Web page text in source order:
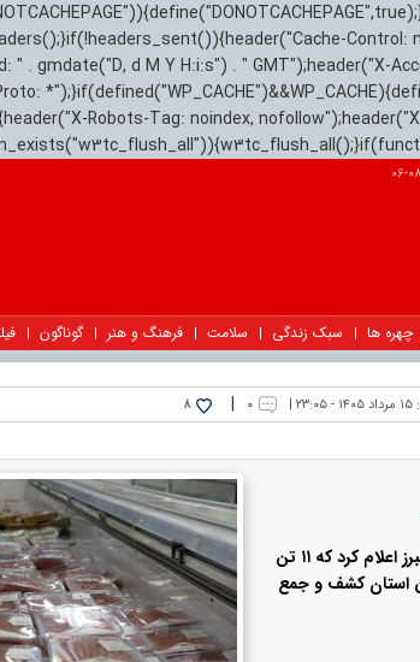
Control:
" . gmdate("D, d M Y H:i:s") . " GMT");header("X-
Robots-Tag: noindex,
چهره ها سبک زندگی سلامت فرهنگ و هنر گوناگون
۱۵ مرداد ۱۴۰۵ - ۲۳:۰۵ | ۰ |
8
رییس اداره نظارت بر بهداشت عمومی و مواد غذایی دامپزشکی البرز اعلام کرد که ۱۱ تن
استان کشف و جمع